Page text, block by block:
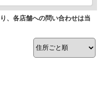
、各店舗への問い合わせは当